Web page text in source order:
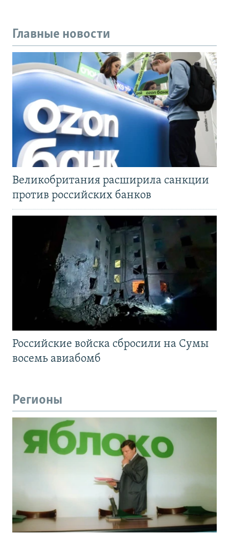
Главные новости
Великобритания расширила санкции
против российских банков
Российские войска сбросили на Сумы
восемь авиабомб
Регионы